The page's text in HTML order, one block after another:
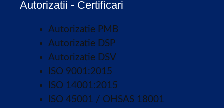
Autorizatii - Certificari
Autorizatie PMB
Autorizatie DSP
Autorizatie DSV
ISO 9001:2015
ISO 14001:2015
ISO 45001 / OHSAS 18001